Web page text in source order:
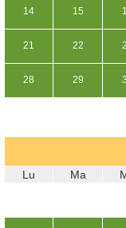
14 15
21 22
28 29
Lu Ma